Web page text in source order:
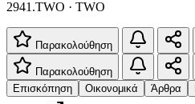
2941.TWO · TWO
Παρακολούθηση
Παρακολούθηση
Επισκόπηση
Οικονομικά Άρθρα